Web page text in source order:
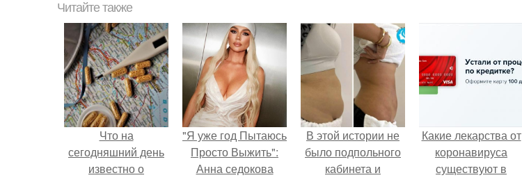
Читайте также
Что на
сегодняшний день
известно о
"Я уже год Пытаюсь
Просто Выжить":
Анна седокова
В этой истории не
было подпольного
кабинета и
Какие лекарства от
коронавируса
существуют в